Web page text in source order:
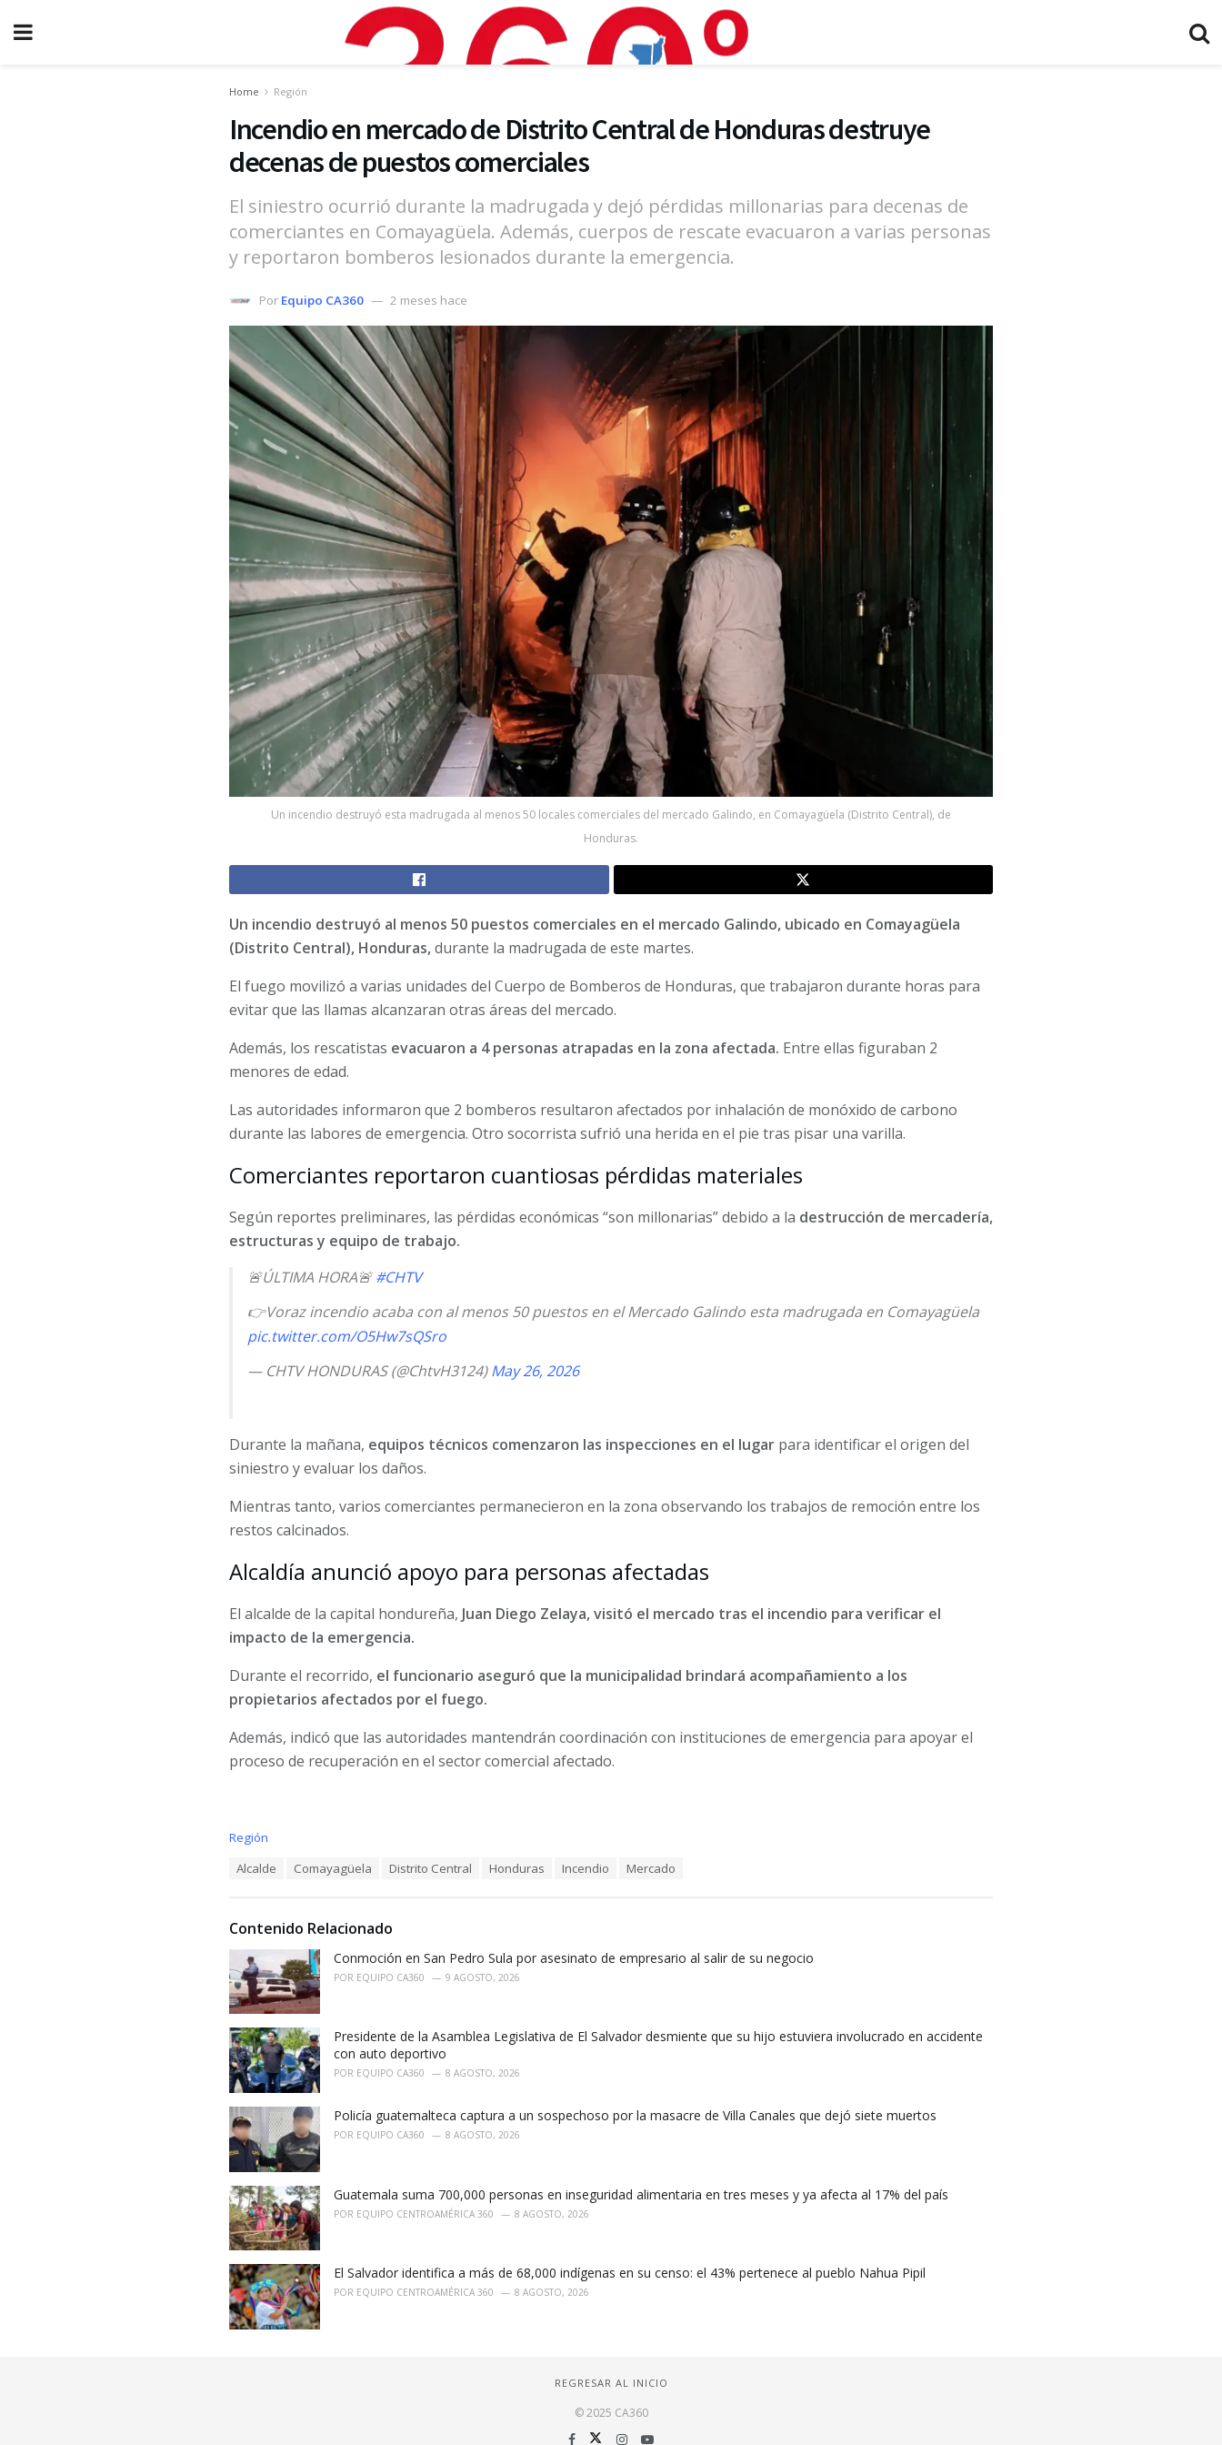
Home Región
Incendio en mercado de Distrito Central de Honduras destruye
decenas de puestos comerciales
El siniestro ocurrió durante la madrugada y dejó pérdidas millonarias para decenas de
comerciantes en Comayagüela. Además, cuerpos de rescate evacuaron a varias personas
y reportaron bomberos lesionados durante la emergencia.
Por Equipo CA360 2 meses hace
Un incendio destruyó esta madrugada al menos 50 locales comerciales del mercado Galindo, en Comayagüela (Distrito Central), de
Honduras.
Un incendio destruyó al menos 50 puestos comerciales en el mercado Galindo, ubicado en Comayagüela
(Distrito Central), Honduras,durante la madrugada de este martes.
El fuego movilizó a varias unidades del Cuerpo de Bomberos de Honduras, que trabajaron durante horas para
evitar que las llamas alcanzaran otras áreas del mercado.
Además, los rescatistas evacuaron a 4 personas atrapadas en la zona afectada. Entre ellas figuraban 2
menores de edad.
Las autoridades informaron que 2 bomberos resultaron afectados por inhalación de monóxido de carbono
durante las labores de emergencia. Otro socorrista sufrió una herida en el pie tras pisar una varilla.
Comerciantes reportaron cuantiosas pérdidas materiales
Según reportes preliminares, las pérdidas económicas “son millonarias” debido a la destrucción de mercadería,
estructuras y equipo de trabajo.
🚨ÚLTIMA HORA🚨#CHTV
👉Voraz incendio acaba con al menos 50 puestos en el Mercado Galindo esta madrugada en Comayagüela
pic.twitter.com/O5Hw7sQSro
— CHTV HONDURAS (@ChtvH3124)May 26, 2026
Durante la mañana, equipos técnicos comenzaron las inspecciones en el lugar para identificar el origen del
siniestro y evaluar los daños.
Mientras tanto, varios comerciantes permanecieron en la zona observando los trabajos de remoción entre los
restos calcinados.
Alcaldía anunció apoyo para personas afectadas
El alcalde de la capital hondureña, Juan Diego Zelaya, visitó el mercado tras el incendio para verificar el
impacto de la emergencia.
Durante el recorrido, el funcionario aseguró que la municipalidad brindará acompañamiento a los
propietarios afectados por el fuego.
Además, indicó que las autoridades mantendrán coordinación con instituciones de emergencia para apoyar el
proceso de recuperación en el sector comercial afectado.
C
r
i
e
s
:
Región
:
Alcalde Comayagüela Distrito Central Honduras Incendio Mercado
Contenido Relacionado
Conmoción en San Pedro Sula por asesinato de empresario al salir de su negocio
POR EQUIPO CA360 9 AGOSTO, 2026
Presidente de la Asamblea Legislativa de El Salvador desmiente que su hijo estuviera involucrado en accidente
con auto deportivo
POR EQUIPO CA360 8 AGOSTO, 2026
Policía guatemalteca captura a un sospechoso por la masacre de Villa Canales que dejó siete muertos
POR EQUIPO CA360 8 AGOSTO, 2026
Guatemala suma 700,000 personas en inseguridad alimentaria en tres meses y ya afecta al 17% del país
POR EQUIPO CENTROAMÉRICA 360 8 AGOSTO, 2026
El Salvador identifica a más de 68,000 indígenas en su censo: el 43% pertenece al pueblo Nahua Pipil
POR EQUIPO CENTROAMÉRICA 360 8 AGOSTO, 2026
REGRESAR AL INICIO
© 2025 CA360